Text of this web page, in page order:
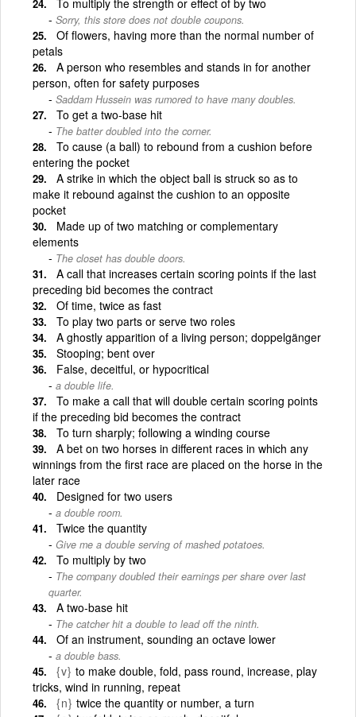
Sorry, this store does not double coupons.
Of flowers, having more than the normal number of
petals
A person who resembles and stands in for another
person, often for safety purposes
Saddam Hussein was rumored to have many doubles.
To get a two-base hit
The batter doubled into the corner.
To cause (a ball) to rebound from a cushion before
entering the pocket
A strike in which the object ball is struck so as to
make it rebound against the cushion to an opposite
pocket
Made up of two matching or complementary
elements
The closet has double doors.
A call that increases certain scoring points if the last
preceding bid becomes the contract
Of time, twice as fast
To play two parts or serve two roles
A ghostly apparition of a living person; doppelgänger
Stooping; bent over
False, deceitful, or hypocritical
a double life.
To make a call that will double certain scoring points
if the preceding bid becomes the contract
To turn sharply; following a winding course
A bet on two horses in different races in which any
winnings from the first race are placed on the horse in the
later race
Designed for two users
a double room.
Twice the quantity
Give me a double serving of mashed potatoes.
To multiply by two
The company doubled their earnings per share over last
quarter.
A two-base hit
The catcher hit a double to lead off the ninth.
Of an instrument, sounding an octave lower
a double bass.
{v} to make double, fold, pass round, increase, play
tricks, wind in running, repeat
{n} twice the quantity or number, a turn